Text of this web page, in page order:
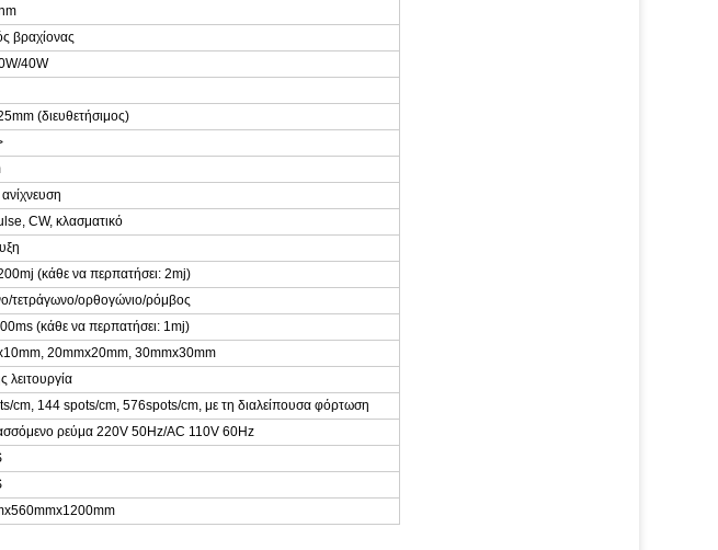
βραχίονας
40W
(διευθετήσιμος)
CW, κλασματικό
(κάθε να περπατήσει: 2mj)
τετράγωνο/ορθογώνιο/ρόμβος
(κάθε να περπατήσει: 1mj)
20mmx20mm, 30mmx30mm
λειτουργία
cm, 144 spots/cm, 576spots/cm, με τη διαλείπουσα φόρτωση
ρεύμα 220V 50Hz/AC 110V 60Hz